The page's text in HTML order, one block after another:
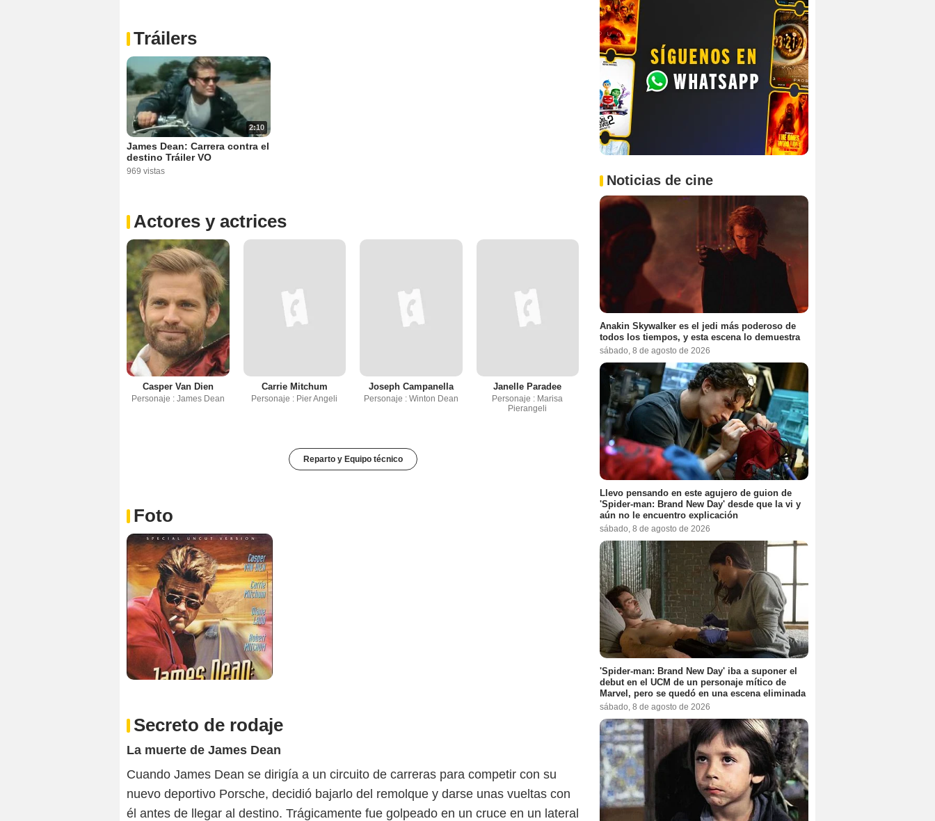
Tráilers
2:10
James Dean: Carrera contra el
destino Tráiler VO
969 vistas
Actores y actrices
Casper Van Dien
Personaje : James Dean
Carrie Mitchum
Personaje : Pier Angeli
Joseph Campanella
Personaje : Winton Dean
Janelle Paradee
Personaje : Marisa
Pierangeli
Reparto y Equipo técnico
Foto
Secreto de rodaje
La muerte de James Dean
Cuando James Dean se dirigía a un circuito de carreras para competir con su
nuevo deportivo Porsche, decidió bajarlo del remolque y darse unas vueltas con
él antes de llegar al destino. Trágicamente fue golpeado en un cruce en un lateral
Noticias de cine
Anakin Skywalker es el jedi más poderoso de
todos los tiempos, y esta escena lo demuestra
sábado, 8 de agosto de 2026
Llevo pensando en este agujero de guion de
'Spider-man: Brand New Day' desde que la vi y
aún no le encuentro explicación
sábado, 8 de agosto de 2026
'Spider-man: Brand New Day' iba a suponer el
debut en el UCM de un personaje mítico de
Marvel, pero se quedó en una escena eliminada
sábado, 8 de agosto de 2026